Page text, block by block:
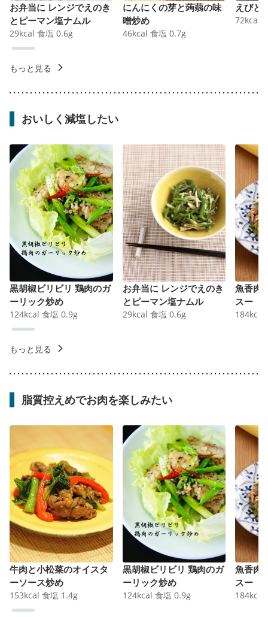
お弁当に レンジでえのき
とピーマン塩ナムル
29kcal 食塩 0.6g
にんにくの芽と蒟蒻の味
噌炒め
46kcal 食塩 0.7g
えびと
72kcal
もっと見る
おいしく減塩したい
黒胡椒ビリビリ 鶏肉のガ
ーリック炒め
124kcal 食塩 0.9g
お弁当に レンジでえのき
とピーマン塩ナムル
29kcal 食塩 0.6g
魚香肉
スー
184kcal
もっと見る
脂質控えめでお肉を楽しみたい
牛肉と小松菜のオイスタ
ーソース炒め
153kcal 食塩 1.4g
黒胡椒ビリビリ 鶏肉のガ
ーリック炒め
124kcal 食塩 0.9g
魚香肉
スー
184kcal